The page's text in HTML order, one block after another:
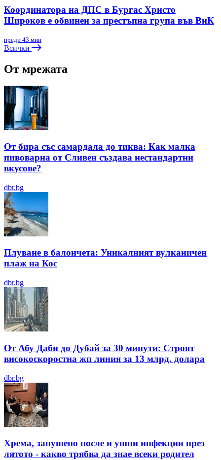
Координатора на ДПС в Бургас Христо
Широков е обвинен за престъпна група във ВиК
преди 43 мин
Всички
От мрежата
От бира със самардала до тиква: Как малка
пивоварна от Сливен създава нестандартни
вкусове?
dbr.bg
Плуване в балончета: Уникалният вулканичен
плаж на Кос
dbr.bg
От Абу Даби до Дубай за 30 минути: Строят
високоскоростна жп линия за 13 млрд. долара
dbr.bg
Хрема, запушено носле и ушни инфекции през
лятотo - какво трябва да знае всеки родител